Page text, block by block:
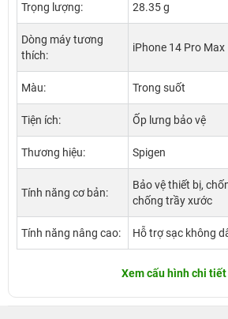
Trọng lượng: 28.35 g
Dòng máy tương
thích:
iPhone 14 Pro Max
Màu: Trong suốt
Tiện ích: Ốp lưng bảo vệ
Thương hiệu: Spigen
Tính năng cơ bản:
Bảo vệ thiết bị,
chống trầy xước
Tính năng nâng cao: Hỗ trợ sạc không
Xem cấu hình chi tiết